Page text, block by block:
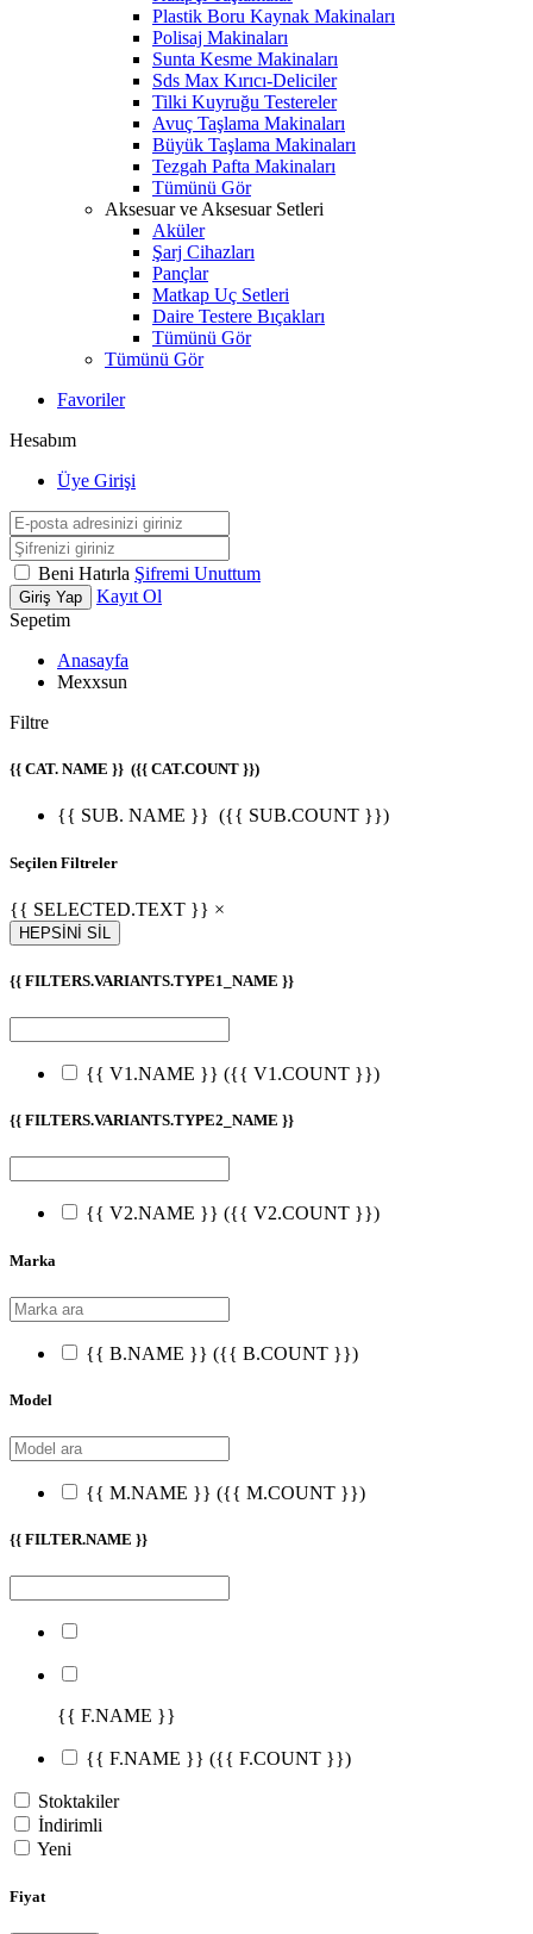
Plastik Boru Kaynak Makinaları
Polisaj Makinaları
Sunta Kesme Makinaları
Sds Max Kırıcı-Deliciler
Tilki Kuyruğu Testereler
Avuç Taşlama Makinaları
Büyük Taşlama Makinaları
Tezgah Pafta Makinaları
Tümünü Gör
Aksesuar ve Aksesuar Setleri
Aküler
Şarj Cihazları
Pançlar
Matkap Uç Setleri
Daire Testere Bıçakları
Tümünü Gör
Tümünü Gör
Favoriler
Hesabım
Üye Girişi
Beni Hatırla Şifremi Unuttum
Giriş Yap
Kayıt Ol
Sepetim
Anasayfa
Mexxsun
Filtre
{{ CAT. NAME }} ({{ CAT.COUNT }})
{{ SUB. NAME }} ({{ SUB.COUNT }})
Seçilen Filtreler
{{ SELECTED.TEXT }} ×
HEPSİNİ SİL
{{ FILTERS.VARIANTS.TYPE1_NAME }}
{{ V1.NAME }} ({{ V1.COUNT }})
{{ FILTERS.VARIANTS.TYPE2_NAME }}
{{ V2.NAME }} ({{ V2.COUNT }})
Marka
{{ B.NAME }} ({{ B.COUNT }})
Model
{{ M.NAME }} ({{ M.COUNT }})
{{ FILTER.NAME }}
{{ F.NAME }}
{{ F.NAME }} ({{ F.COUNT }})
Stoktakiler
İndirimli
Yeni
Fiyat